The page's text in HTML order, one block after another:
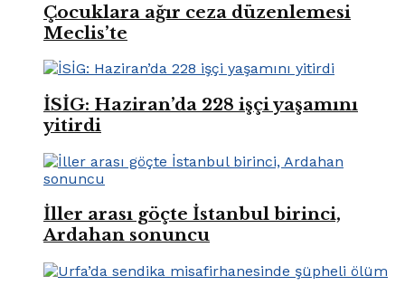
Çocuklara ağır ceza düzenlemesi
Meclis’te
İSİG: Haziran’da 228 işçi yaşamını
yitirdi
İller arası göçte İstanbul birinci,
Ardahan sonuncu